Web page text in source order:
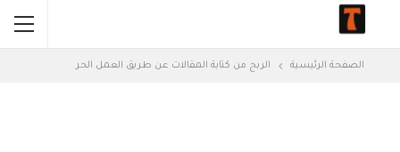
الصفحة الرئيسية الربح من كتابة المقالات عن طريق العمل الحر